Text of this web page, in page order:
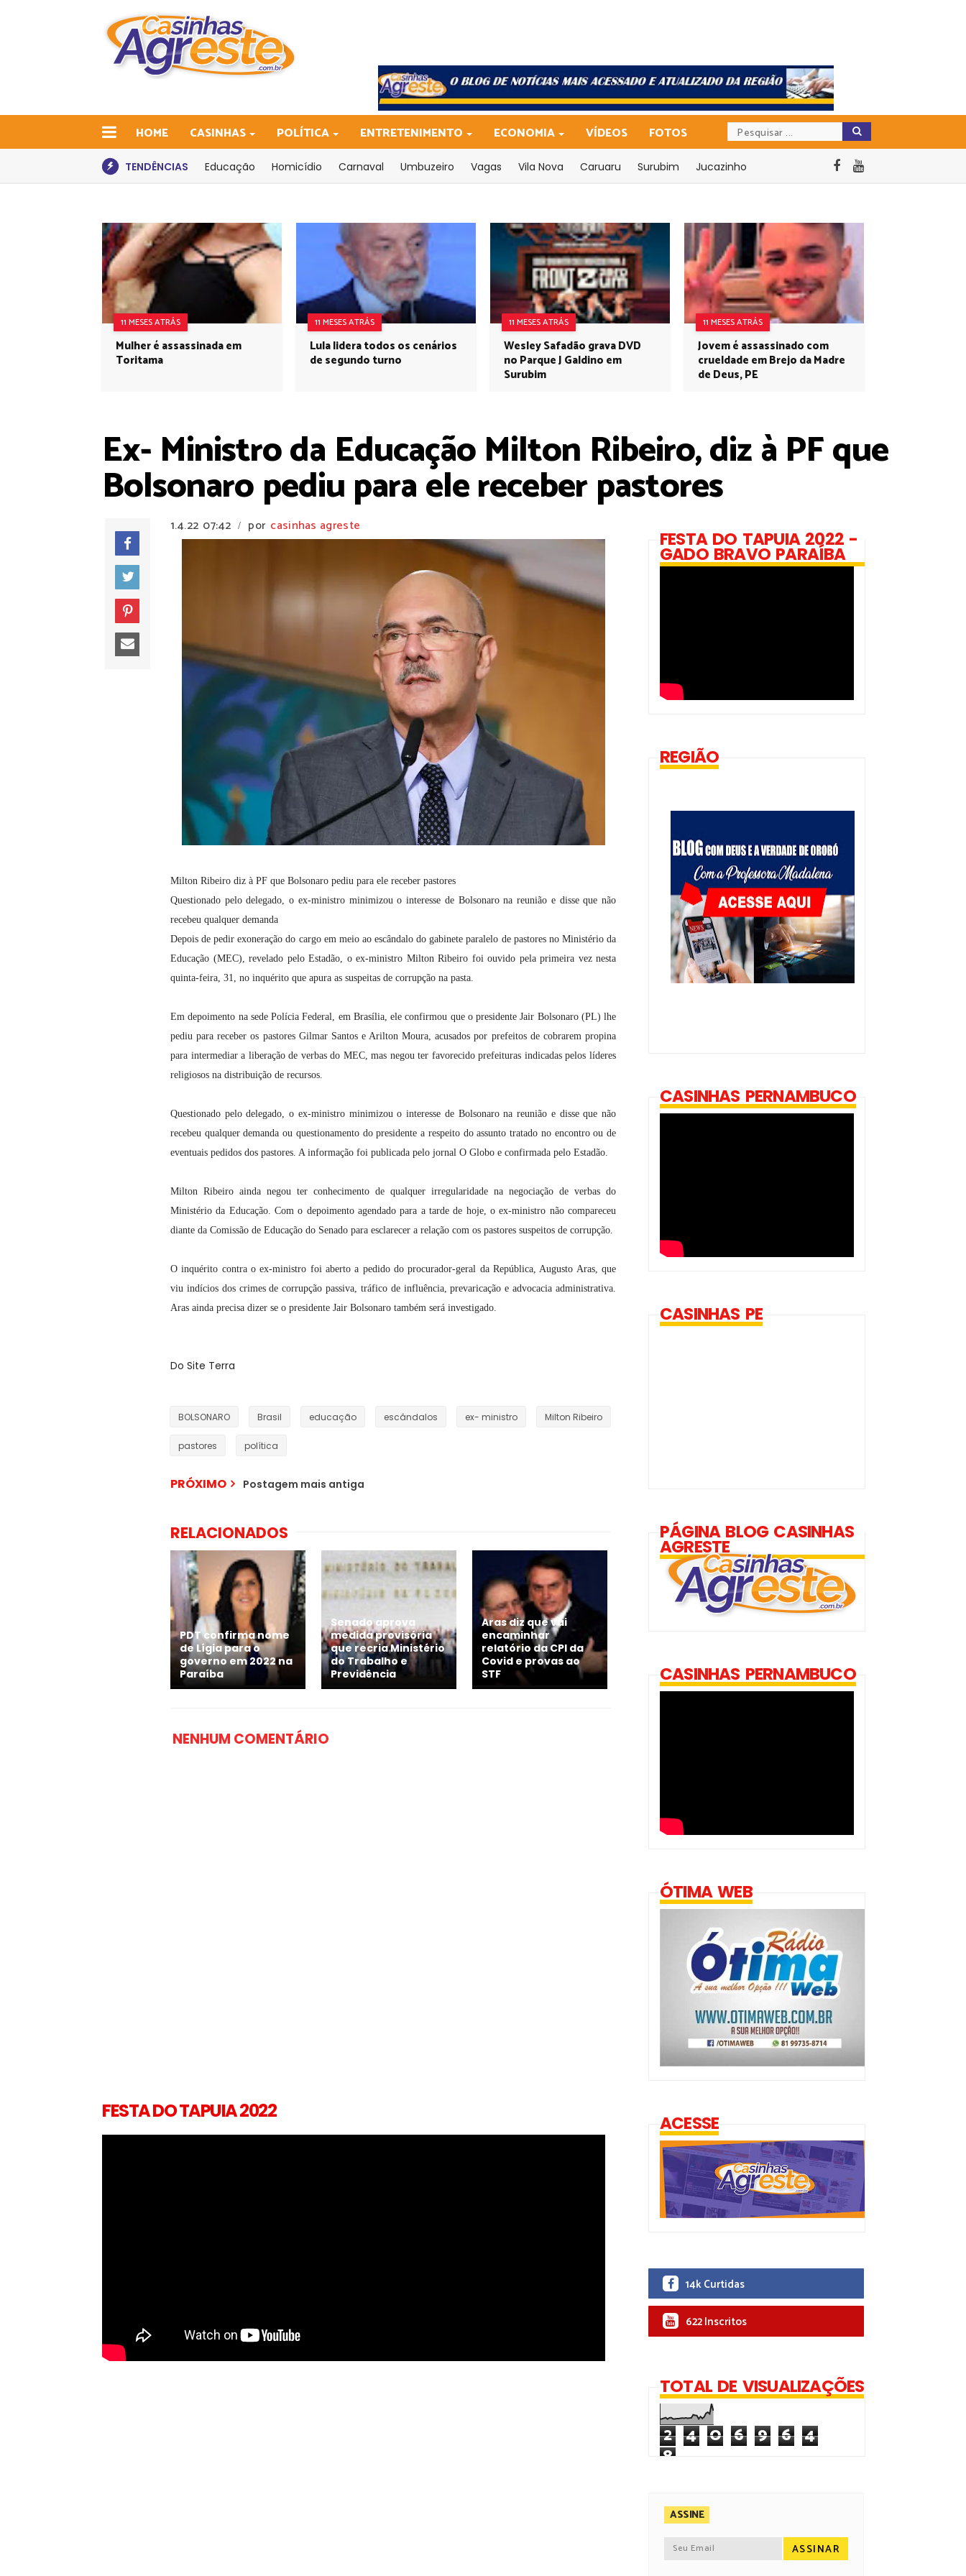
HOME CASINHAS POLÍTICA ENTRETENIMENTO ECONOMIA VÍDEOS FOTOS
TENDÊNCIAS Educação Homicídio Carnaval Umbuzeiro Vagas Vila Nova Caruaru Surubim Jucazinho
11 MESES ATRÁS
Mulher é assassinada em
Toritama
11 MESES ATRÁS
Lula lidera todos os cenários
de segundo turno
11 MESES ATRÁS
Wesley Safadão grava DVD
no Parque J Galdino em
Surubim
11 MESES ATRÁS
Jovem é assassinado com
crueldade em Brejo da Madre
de Deus, PE
Ex- Ministro da Educação Milton Ribeiro, diz à PF que
Bolsonaro pediu para ele receber pastores
1.4.22 07:42 / por casinhas agreste
Milton Ribeiro diz à PF que Bolsonaro pediu para ele receber pastores
Questionado pelo delegado, o ex-ministro minimizou o interesse de Bolsonaro na reunião e disse que não
recebeu qualquer demanda
Depois de pedir exoneração do cargo em meio ao escândalo do gabinete paralelo de pastores no Ministério da
Educação (MEC), revelado pelo Estadão, o ex-ministro Milton Ribeiro foi ouvido pela primeira vez nesta
quinta-feira, 31, no inquérito que apura as suspeitas de corrupção na pasta.
Em depoimento na sede Polícia Federal, em Brasília, ele confirmou que o presidente Jair Bolsonaro (PL) lhe
pediu para receber os pastores Gilmar Santos e Arilton Moura, acusados por prefeitos de cobrarem propina
para intermediar a liberação de verbas do MEC, mas negou ter favorecido prefeituras indicadas pelos líderes
religiosos na distribuição de recursos.
Questionado pelo delegado, o ex-ministro minimizou o interesse de Bolsonaro na reunião e disse que não
recebeu qualquer demanda ou questionamento do presidente a respeito do assunto tratado no encontro ou de
eventuais pedidos dos pastores. A informação foi publicada pelo jornal O Globo e confirmada pelo Estadão.
Milton Ribeiro ainda negou ter conhecimento de qualquer irregularidade na negociação de verbas do
Ministério da Educação. Com o depoimento agendado para a tarde de hoje, o ex-ministro não compareceu
diante da Comissão de Educação do Senado para esclarecer a relação com os pastores suspeitos de corrupção.
O inquérito contra o ex-ministro foi aberto a pedido do procurador-geral da República, Augusto Aras, que
viu indícios dos crimes de corrupção passiva, tráfico de influência, prevaricação e advocacia administrativa.
Aras ainda precisa dizer se o presidente Jair Bolsonaro também será investigado.
Do Site Terra
BOLSONARO Brasil educação escândalos ex- ministro Milton Ribeiro
pastores política
PRÓXIMO Postagem mais antiga
RELACIONADOS
PDT confirma nome
de Lígia para o
governo em 2022 na
Paraíba
Senado aprova
medida provisória
que recria Ministério
do Trabalho e
Previdência
Aras diz que vai
encaminhar
relatório da CPI da
Covid e provas ao
STF
NENHUM COMENTÁRIO
FESTA DO TAPUIA 2022
FESTA DO TAPUIA 2022 -
GADO BRAVO PARAÍBA
REGIÃO
CASINHAS PERNAMBUCO
CASINHAS PE
PÁGINA BLOG CASINHAS
AGRESTE
CASINHAS PERNAMBUCO
ÓTIMA WEB
ACESSE
14k Curtidas
622 Inscritos
TOTAL DE VISUALIZAÇÕES
2 4 0 6 9 6 4
8
ASSINE